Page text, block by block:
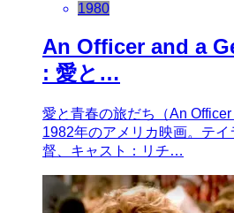
1980
An Officer and a
: 愛と…
愛と青春の旅だち（An Officer
1982年のアメリカ映画。テ
督、キャスト：リチ…